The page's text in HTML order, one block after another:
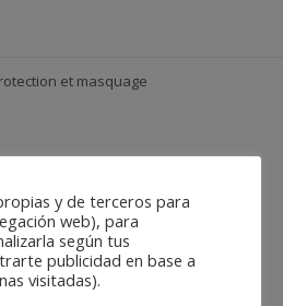
et masquage
y de terceros para
web), para
según tus
publicidad en base a
visitadas).